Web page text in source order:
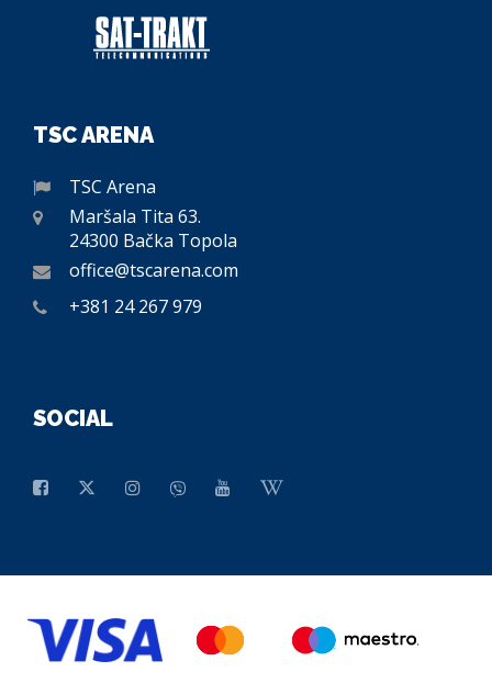
TSC ARENA
TSC Arena
Maršala Tita 63.
24300 Bačka Topola
office@tscarena.com
+381 24 267 979
SOCIAL